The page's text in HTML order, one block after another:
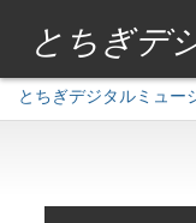
とちぎデ
とちぎデジタルミュー